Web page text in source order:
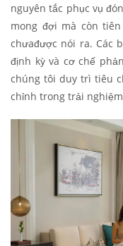
nguyên tắc phục vụ
mong đợi mà còn
chưađược nói ra. Các
định kỳ và cơ chế
chúng tôi duy trì tiêu
chỉnh trong trải